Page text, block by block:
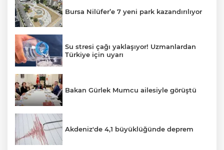
Bursa Nilüfer’e 7 yeni park kazandırılıyor
Su stresi çağı yaklaşıyor! Uzmanlardan
Türkiye için uyarı
Bakan Gürlek Mumcu ailesiyle görüştü
Akdeniz'de 4,1 büyüklüğünde deprem